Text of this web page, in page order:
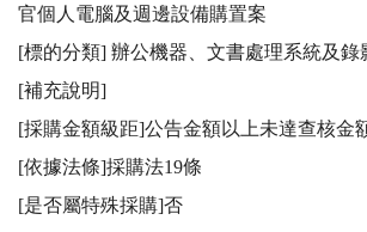
官個人電腦及週邊設備購置案
[標的分類] 辦公機器、文書處理系統及錄
[補充說明]
[採購金額級距]公告金額以上未達查核金
[依據法條]採購法19條
[是否屬特殊採購]否